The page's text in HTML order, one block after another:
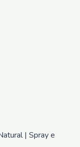
| Spray e